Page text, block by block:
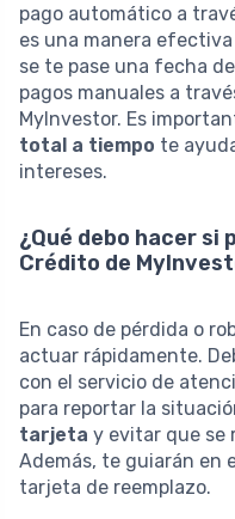
pago automático a
es una manera
se te pase una fecha
pagos manuales a
MyInvestor. Es
total a tiempo te
intereses.
¿Qué debo hacer si
Crédito de
En caso de pérdida o
actuar rápidamente.
con el servicio de
para reportar la
tarjeta y evitar que se
Además, te guiarán en
tarjeta de reemplazo.